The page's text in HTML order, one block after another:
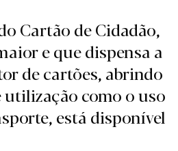
Cartão de Cidadão,
e que dispensa a
de cartões, abrindo
utilização como o uso
está disponível